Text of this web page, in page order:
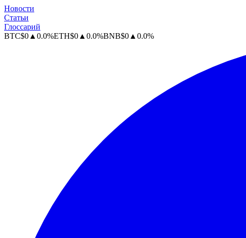
Новости
Статьи
Глоссарий
BTC$0 ▲ 0.0%ETH$0 ▲ 0.0%BNB$0 ▲ 0.0%